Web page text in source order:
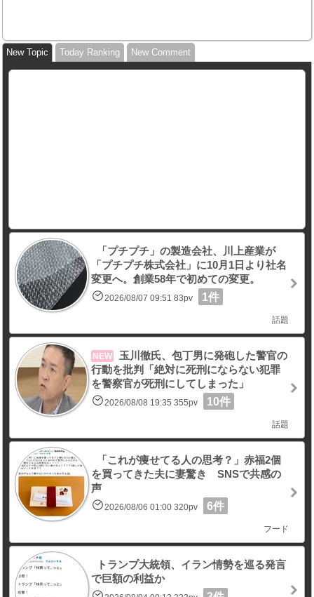
New Topic Today Ranking New Comment
「プチプチ」の製造会社、川上産業が
「プチプチ株式会社」に10月1日より社名
変更へ。創業58年で初めての変更。
2026/08/07 09:51 83pv 1件
話題
NEW
玉川徹氏、包丁男に発砲した警官の
行動を批判「絶対に死刑にならない犯罪
を警察官が死刑にしてしまった」
2026/08/08 19:35 355pv 10件
話題
「これが痩せてる人の思考？」赤福2個
を買ってきた夫に妻驚き SNSで共感の
声
2026/08/06 01:00 320pv 6件
フード
トランプ大統領、イラン情勢を巡る発言
で巨額の利益か